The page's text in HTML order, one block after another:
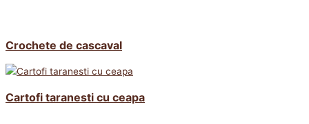
Crochete de cascaval
Cartofi taranesti cu ceapa